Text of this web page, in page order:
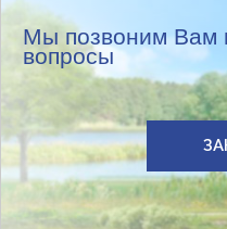
Мы позвоним Вам
вопросы